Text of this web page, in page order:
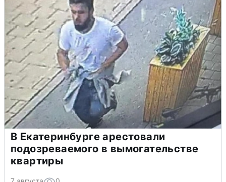
В Екатеринбурге арестовали
подозреваемого в вымогательстве
квартиры